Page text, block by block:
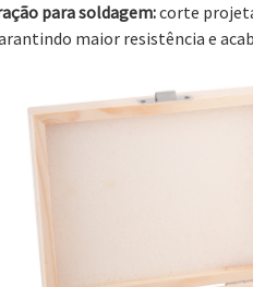
para soldagem:corte
maior resistência e